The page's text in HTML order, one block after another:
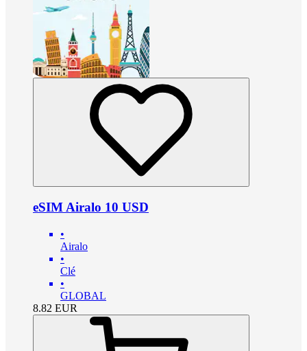
eSIM Airalo 10 USD
•
Airalo
•
Clé
•
GLOBAL
8.82 EUR